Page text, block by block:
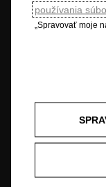
vybavenie našich
niektorých krajinách
používania
„Spravovať moje